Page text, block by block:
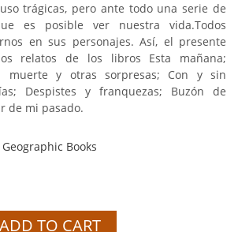
trágicas, pero ante todo una serie de
es posible ver nuestra vida.Todos
en sus personajes. Así, el presente
relatos de los libros Esta mañana;
muerte y otras sorpresas; Con y sin
Despistes y franquezas; Buzón de
de mi pasado.
Books
ADD TO CART